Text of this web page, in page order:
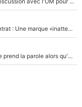
Kylian Mbappé lâche Nike pour un très gros contrat : Une marque «inattendue» va frapper très fort
Ferran Torres a dit oui au PSG : Le FC Barcelone prend la parole alors qu'un transfert de l'attaquant espagnol prend forme